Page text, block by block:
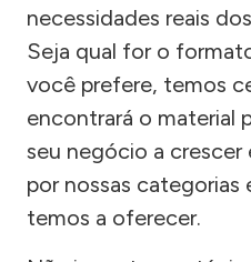
necessidades reais
Seja qual for o
você prefere, temos
encontrará o material
seu negócio a crescer
por nossas categorias
temos a oferecer.